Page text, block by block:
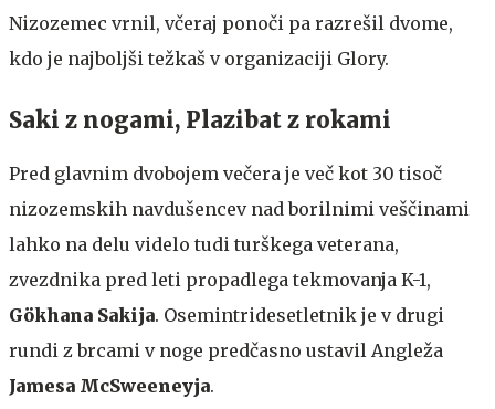
Nizozemec vrnil, včeraj ponoči pa razrešil dvome,
kdo je najboljši težkaš v organizaciji Glory.
Saki z nogami, Plazibat z rokami
Pred glavnim dvobojem večera je več kot 30 tisoč
nizozemskih navdušencev nad borilnimi veščinami
lahko na delu videlo tudi turškega veterana,
zvezdnika pred leti propadlega tekmovanja K-1,
Gökhana Sakija. Osemintridesetletnik je v drugi
rundi z brcami v noge predčasno ustavil Angleža
Jamesa McSweeneyja.